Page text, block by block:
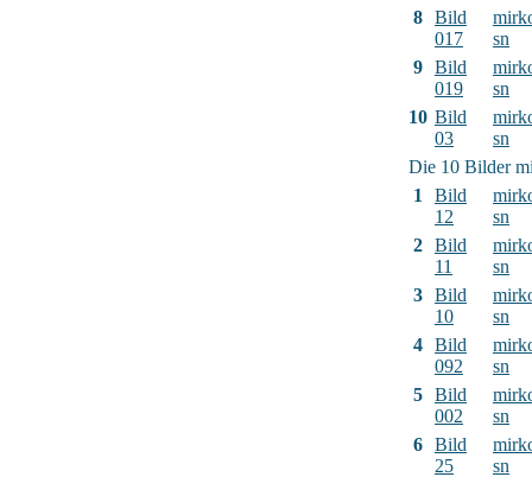
8 Bild
017
sn
9 Bild
019
sn
10 Bild
03
sn
Die 10 Bilder
1
Bild
12
sn
2 Bild
11
sn
3 Bild
10
sn
4 Bild
092
sn
5 Bild
002
sn
6 Bild
25
sn